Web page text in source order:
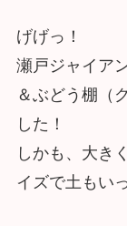
げげっ！
瀬戸ジャイア
＆ぶどう棚（
した！
しかも、大き
イズで土もい